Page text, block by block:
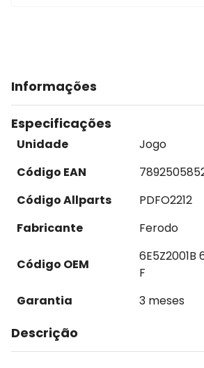
Informações
Especificações
Unidade
Jogo
Código EAN
Código Allparts
PDFO2212
Fabricante
Ferodo
Código OEM
6E5Z2001B
F
Garantia
3 meses
Descrição